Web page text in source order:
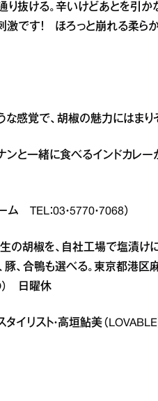
抜ける。辛いけどあとを引か
です！ ほろっと崩れる柔ら
感覚で、胡椒の魅力にはまりそ
と一緒に食べるインドカレー
TEL：03・5770・7068）
胡椒を、自社工場で塩漬け
豚、合鴨も選べる。東京都港
） 日曜休
イリスト・高垣鮎美（